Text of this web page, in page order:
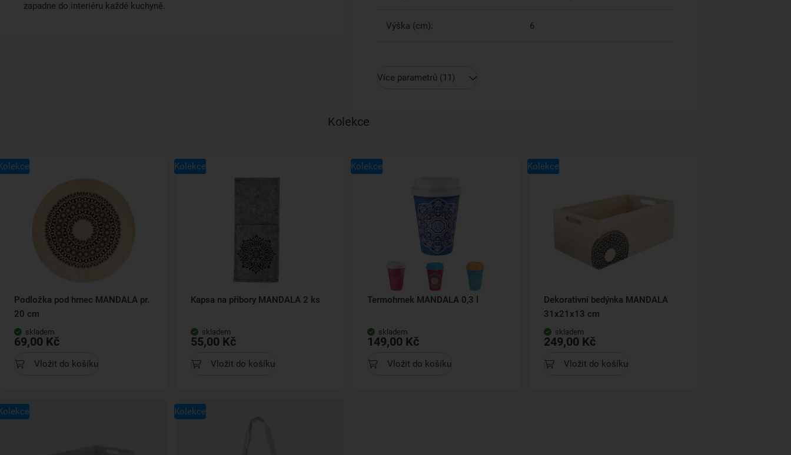
zapadne do interiéru každé kuchyně.
Výška (cm): 6
Více parametrů (11)
Kolekce
Podložka pod hrnec MANDALA pr.
20 cm
skladem
69,00 Kč
Vložit do košíku
Kolekce
Kapsa na příbory MANDALA 2 ks
skladem
55,00 Kč
Vložit do košíku
Kolekce
Termohrnek MANDALA 0,3 l
skladem
149,00 Kč
Vložit do košíku
Kolekce
Dekorativní bedýnka MANDALA
31x21x13 cm
skladem
249,00 Kč
Vložit do košíku
Kolekce